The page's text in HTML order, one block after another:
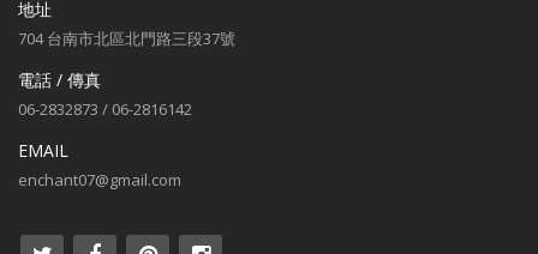
地址
704 台南市北區北門路三段37號
電話 / 傳真
06-2832873 / 06-2816142
EMAIL
enchant07@gmail.com